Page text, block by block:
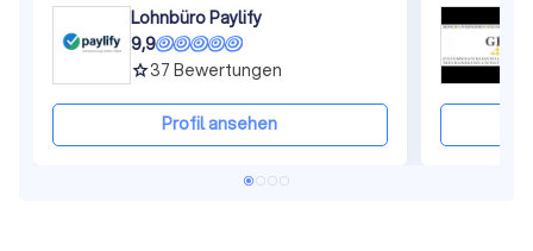
Lohnbüro Paylify
9,9
grade37 Bewertungen
Profil ansehen